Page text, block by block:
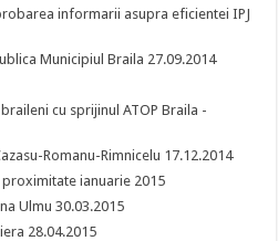
informarii asupra eficientei IPJ
Municipiul Braila 27.09.2014
cu sprijinul ATOP Braila -
Romanu-Rimnicelu 17.12.2014
ianuarie 2015
Ulmu 30.03.2015
28.04.2015